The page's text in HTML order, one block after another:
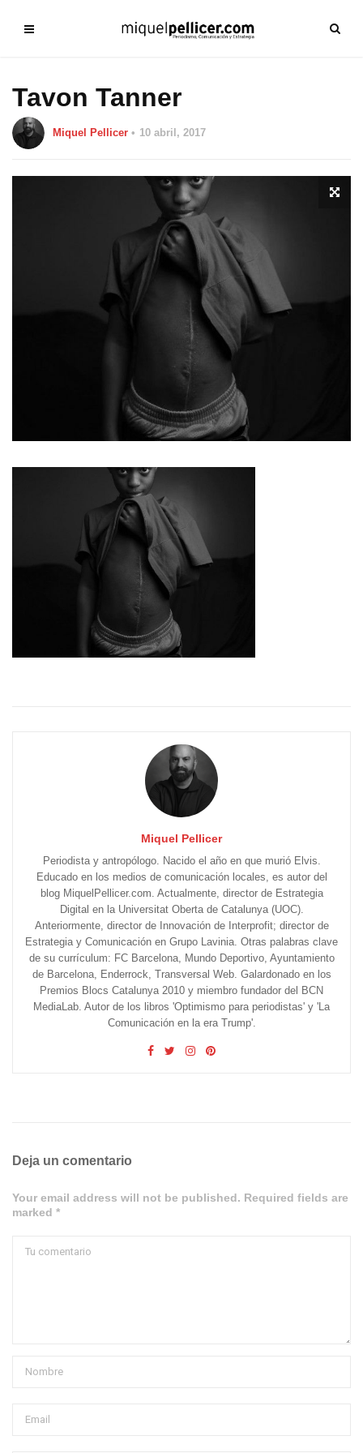
Tavon Tanner
Miquel Pellicer 10 abril, 2017
Miquel Pellicer
Periodista y antropólogo. Nacido el año en que murió Elvis.
Educado en los medios de comunicación locales, es autor del
blog MiquelPellicer.com. Actualmente, director de Estrategia
Digital en la Universitat Oberta de Catalunya (UOC).
Anteriormente, director de Innovación de Interprofit; director de
Estrategia y Comunicación en Grupo Lavinia. Otras palabras clave
de su currículum: FC Barcelona, Mundo Deportivo, Ayuntamiento
de Barcelona, Enderrock, Transversal Web. Galardonado en los
Premios Blocs Catalunya 2010 y miembro fundador del BCN
MediaLab. Autor de los libros 'Optimismo para periodistas' y 'La
Comunicación en la era Trump'.
Deja un comentario
Your email address will not be published. Required fields are
marked *